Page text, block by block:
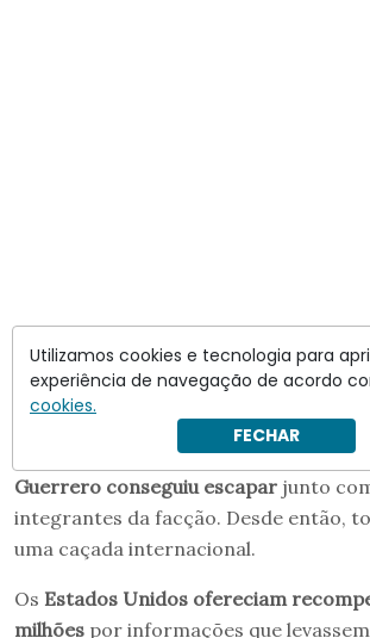
Fuga e expansão do
Aragua
Em 2023, pouco antes de uma grande
forças de segurança venezuelanas em
Guerrero conseguiu escapar junto
integrantes da facção. Desde então,
uma caçada internacional.
Os Estados Unidos ofereciam
milhões por informações que
Utilizamos cookies e tecnologia para
experiência de navegação de acordo
cookies.
FECHAR